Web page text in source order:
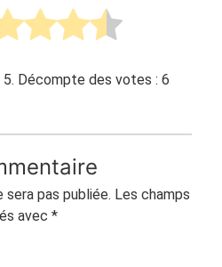
Décompte des votes :6
pas publiée. Les champs
avec *